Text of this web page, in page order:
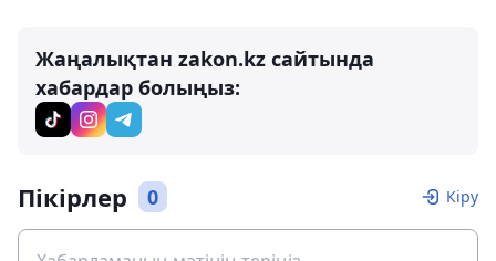
Жаңалықтан zakon.kz сайтында
хабардар болыңыз:
Пікірлер 0 Кіру